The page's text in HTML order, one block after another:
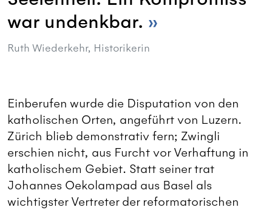
war undenkbar.
Ruth Wiederkehr, Historikerin
Einberufen wurde die Disputation von den
katholischen Orten, angeführt von Luzern.
Zürich blieb demonstrativ fern; Zwingli
erschien nicht, aus Furcht vor Verhaftung in
katholischem Gebiet. Statt seiner trat
Johannes Oekolampad aus Basel als
wichtigster Vertreter der reformatorischen